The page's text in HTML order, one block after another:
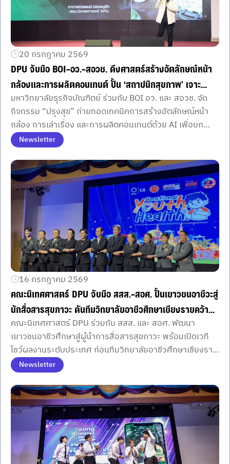
20 กรกฎาคม 2569
DPU จับมือ BOI–อว.–สอวช. ดึงศาสตร์สร้างอัตลักษณ์หน้า
กล้องและการผลิตคอนเทนต์ ปั้น ‘สถาปนิกสุขภาพ’ เจาะ
เทคนิคพัฒนาศักยภาพสื่อสารไปยังกลุ่มเป้าหมาย
มหาวิทยาลัยธุรกิจบัณฑิตย์ ร่วมกับ BOI อว. และ สอวช. จัด
กิจกรรม “ปรุงสุข” ถ่ายทอดเทคนิคการสร้างอัตลักษณ์หน้า
กล้อง การเล่าเรื่อง และการผลิตคอนเทนต์ด้วย AI เพื่อยก
ระดับผู้ประกอบการสุขภาพสู่ตลาด
Newsletter
16 กรกฎาคม 2569
คณะนิเทศศาสตร์ DPU จับมือ สสส.–สอศ. ปั้นเยาวชนอาชีวะสู่
นักสื่อสารสุขภาวะ ดันทีมวิทยาลัยอาชีวศึกษาเชียงรายคว้า
Best of The Best ด้วย “พื้นที่ปลอดภัยเคลื่อนที่”
คณะนิเทศศาสตร์ DPU ร่วมกับ สสส. และ สอศ. พัฒนา
เยาวชนอาชีวศึกษาสู่ผู้นำการสื่อสารสุขภาวะ พร้อมเปิดเวที
โชว์ผลงานระดับประเทศ ก่อนทีมวิทยาลัยอาชีวศึกษาเชียงราย
คว้ารางวัลสูงสุดด้วยโครงการ “พื้นที่ปลอดภัยเคลื่อนที่”
Newsletter